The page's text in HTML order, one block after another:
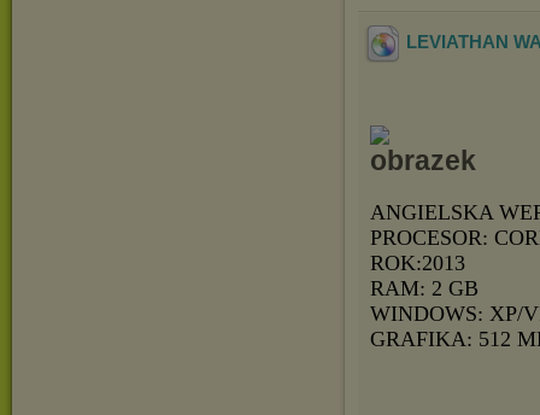
LEVIATHAN
ANGIELSKA
PROCESOR:
ROK:2013
RAM: 2 GB
WINDOWS: XP/
GRAFIKA: 512